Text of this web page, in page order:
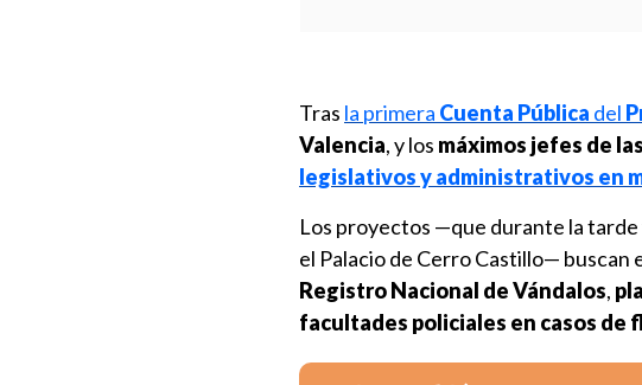
Tras la primera Cuenta Pública del
Valencia, y los máximos jefes de
legislativos y administrativos en
Los proyectos —que durante la
el Palacio de Cerro Castillo—
Registro Nacional de Vándalos,
facultades policiales en casos de